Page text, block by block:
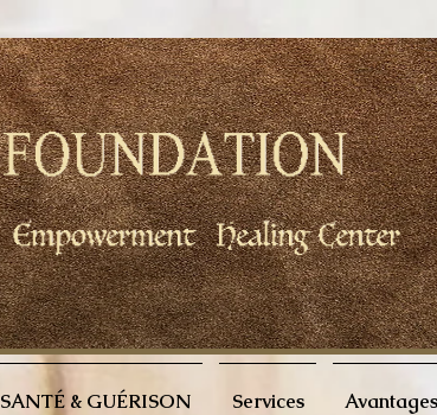
SANTÉ & GUÉRISON Services